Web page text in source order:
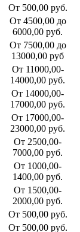
От 500,00 руб.
От 4500,00 до
6000,00 руб.
От 7500,00 до
13000,00 руб
От 11000,00-
14000,00 руб.
От 14000,00-
17000,00 руб.
От 17000,00-
23000,00 руб.
От 2500,00-
7000,00 руб.
От 1000,00-
1400,00 руб.
От 1500,00-
2000,00 руб.
От 500,00 руб.
От 500,00 руб.